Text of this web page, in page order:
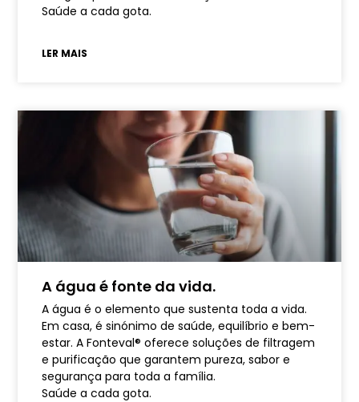
Saúde a cada gota.
LER MAIS
A água é fonte da vida.
A água é o elemento que sustenta toda a vida.
Em casa, é sinónimo de saúde, equilíbrio e bem-
estar. A Fonteval® oferece soluções de filtragem
e purificação que garantem pureza, sabor e
segurança para toda a família.
Saúde a cada gota.